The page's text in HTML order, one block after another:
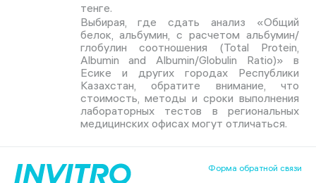
тенге.
Выбирая, где сдать анализ «Общий
белок, альбумин, с расчетом альбумин/
глобулин соотношения (Total Protein,
Albumin and Albumin/Globulin Ratio)» в
Есике и других городах Республики
Казахстан, обратите внимание, что
стоимость, методы и сроки выполнения
лабораторных тестов в региональных
медицинских офисах могут отличаться.
Форма обратной связи